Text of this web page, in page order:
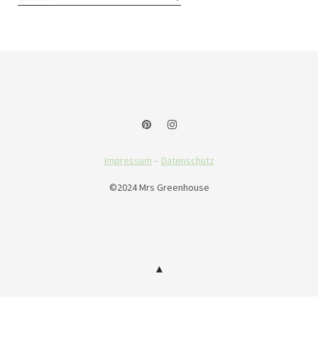
Impressum – Datenschutz
©2024 Mrs Greenhouse